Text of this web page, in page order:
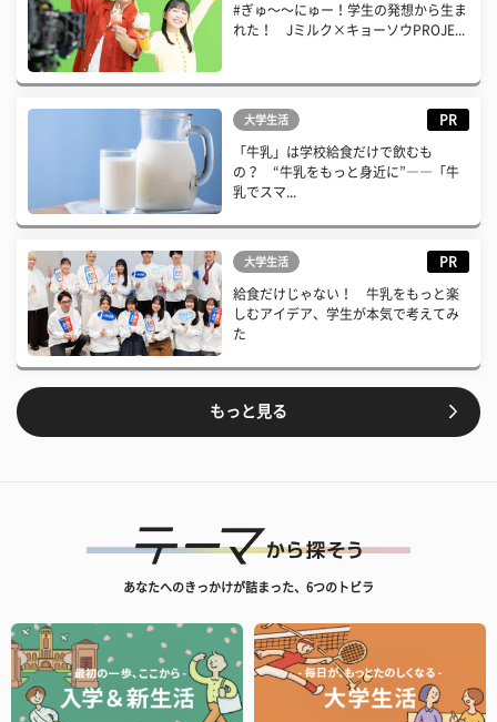
#ぎゅ〜〜にゅー！学生の発想から生ま
れた！ Jミルク×キョーソウPROJE...
大学生活 PR
「牛乳」は学校給食だけで飲むも
の？ “牛乳をもっと身近に”――「牛
乳でスマ...
大学生活 PR
給食だけじゃない！ 牛乳をもっと楽
しむアイデア、学生が本気で考えてみ
た
もっと見る
あなたへのきっかけが詰まった、6つのトビラ